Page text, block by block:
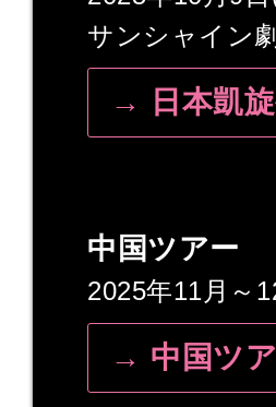
サンシャイン
→ 日本凱
中国ツアー
2025年11月～
→ 中国ツ